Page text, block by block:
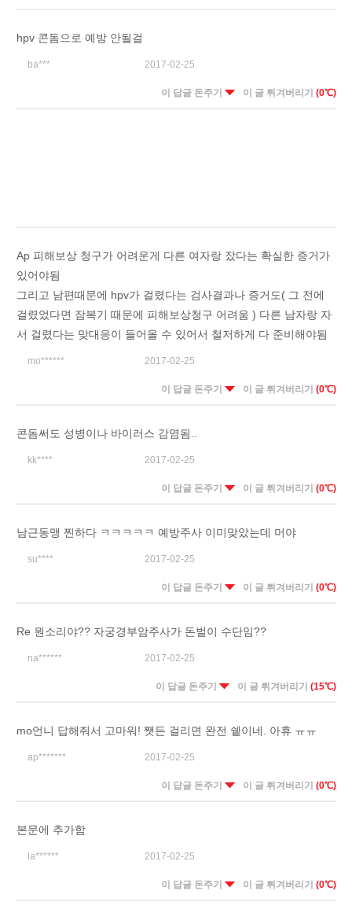
hpv 콘돔으로 예방 안될걸
ba*** 2017-02-25
이 답글 돈주기 이 글 튀겨버리기 (0℃)
Ap 피해보상 청구가 어려운게 다른 여자랑 잤다는 확실한 증거가
있어야됨
그리고 남편때문에 hpv가 걸렸다는 검사결과나 증거도( 그 전에
걸렸었다면 잠복기 때문에 피해보상청구 어려움 ) 다른 남자랑 자
서 걸렸다는 맞대응이 들어올 수 있어서 철저하게 다 준비해야됨
mo****** 2017-02-25
이 답글 돈주기 이 글 튀겨버리기 (0℃)
콘돔써도 성병이나 바이러스 감염됨..
kk**** 2017-02-25
이 답글 돈주기 이 글 튀겨버리기 (0℃)
남근동맹 찐하다 ㅋㅋㅋㅋㅋ 예방주사 이미맞았는데 머야
su**** 2017-02-25
이 답글 돈주기 이 글 튀겨버리기 (0℃)
Re 뭔소리야?? 자궁경부암주사가 돈벌이 수단임??
na****** 2017-02-25
이 답글 돈주기 이 글 튀겨버리기 (15℃)
mo언니 답해줘서 고마워! 쨋든 걸리면 완전 쉩이네. 아휴 ㅠㅠ
ap******* 2017-02-25
이 답글 돈주기 이 글 튀겨버리기 (0℃)
본문에 추가함
la****** 2017-02-25
이 답글 돈주기 이 글 튀겨버리기 (0℃)